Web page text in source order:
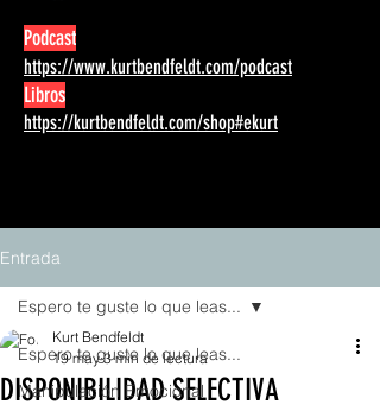
Podcast
https://www.kurtbendfeldt.com/podcast
Libros
https://kurtbendfeldt.com/shop#ekurt
Entrada
Espero te guste lo que leas...
Manipulación Emocional
Espero te guste lo que leas...
DISPONIBILIDAD SELECTIVA
Kurt Bendfeldt
19 may 3 min de lectura